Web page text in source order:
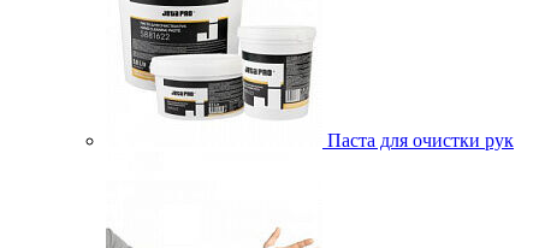
Паста для очистки рук